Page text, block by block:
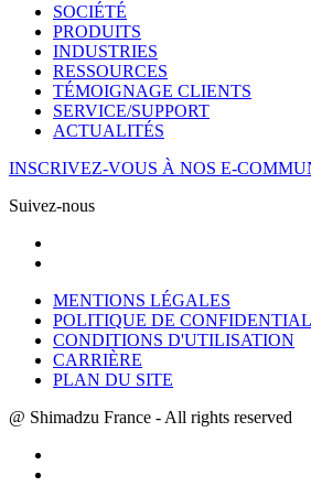
SOCIÉTÉ
PRODUITS
INDUSTRIES
RESSOURCES
TÉMOIGNAGE CLIENTS
SERVICE/SUPPORT
ACTUALITÉS
INSCRIVEZ-VOUS À NOS E-
Suivez-nous
MENTIONS LÉGALES
POLITIQUE DE
CONDITIONS D'UTILISATION
CARRIÈRE
PLAN DU SITE
@ Shimadzu France - All rights reserved